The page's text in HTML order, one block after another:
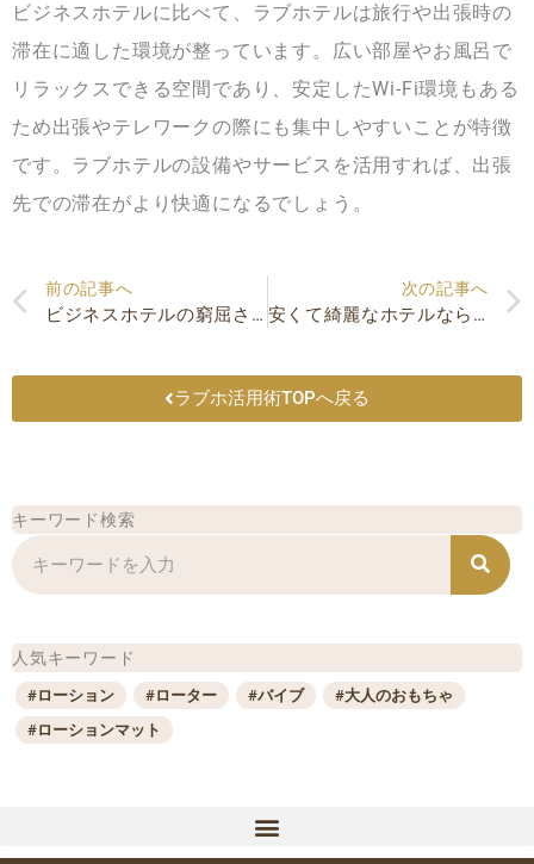
ビジネスホテルに比べて、ラブホテルは旅行や出張時の
滞在に適した環境が整っています。広い部屋やお風呂で
リラックスできる空間であり、安定したWi-Fi環境もある
ため出張やテレワークの際にも集中しやすいことが特徴
です。ラブホテルの設備やサービスを活用すれば、出張
先での滞在がより快適になるでしょう。
Prev
前の記事へ
ビジネスホテルの窮屈さはこれで解決！ラブホテルのビジネスプランがおすすめ！
次の記事へ
安くて綺麗なホテルならラブホで決まり！清潔な空間で快適に過ごそう
ラブホ活用術TOPへ戻る
キーワード検索
検
索
人気キーワード
#ローション #ローター #バイブ
#大人のおもちゃ
#ローションマット